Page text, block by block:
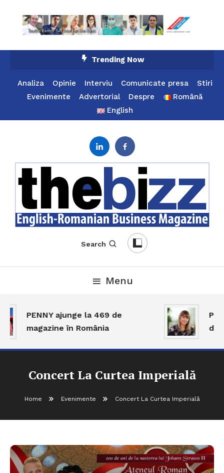
Content
Trending Now
Analiza Opinie Interviu Comunicate presa
Stiri
Evenimente
Advertorial Despre
Română
English
Search
Menu
PENNY ajunge la 469 de
magazine în România
dar
Concert La Curtea Imperială
Home Evenimente Concert La Curtea Imperială